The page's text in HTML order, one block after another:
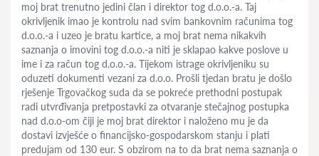
moj brat trenutno jedini član i direktor tog d.o.o.-a. Taj
okrivljenik imao je kontrolu nad svim bankovnim računima tog
d.o.o.-a i uzeo je bratu kartice, a moj brat nema nikakvih
saznanja o imovini tog d.o.o.-a niti je sklapao kakve poslove u
ime i za račun tog d.o.o.-a. Tijekom istrage okrivljeniku su
oduzeti dokumenti vezani za d.o.o. Prošli tjedan bratu je došlo
rješenje Trgovačkog suda da se pokreće prethodni postupak
radi utvrđivanja pretpostavki za otvaranje stečajnog postupka
nad d.o.o-om čiji je moj brat direktor i naloženo mu je da
dostavi izvješće o financijsko-gospodarskom stanju i plati
predujam od 130 eur. S obzirom na to da brat nema saznanja o